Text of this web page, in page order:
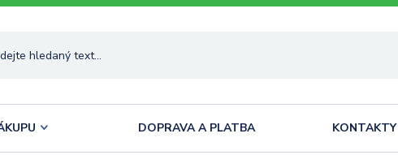
DOPRAVA A PLATBA KONTAKTY